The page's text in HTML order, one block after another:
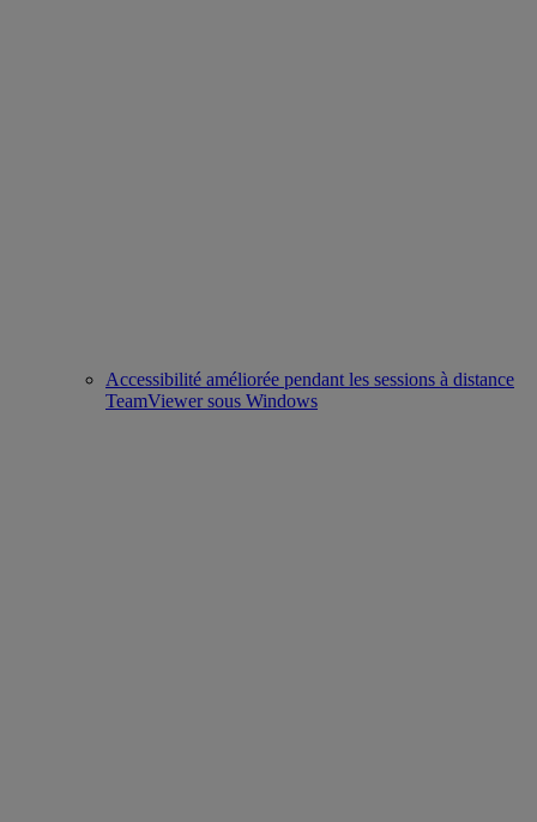
Accessibilité améliorée pendant les sessions à distance
TeamViewer sous Windows